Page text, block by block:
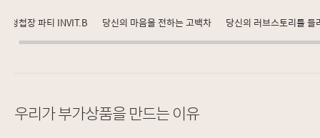
청첩장 파티 INVIT.B 당신의 마음을 전하는 고백차 당신의 러브스토리를 들
우리가 부가상품을 만드는 이유